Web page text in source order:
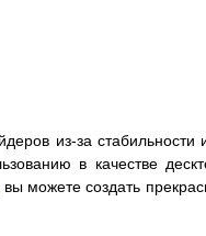
из-за стабильности
в качестве
, вы можете создать